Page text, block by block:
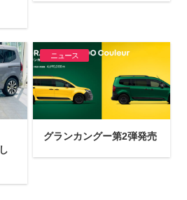
ニュース
グランカングー第2弾発売